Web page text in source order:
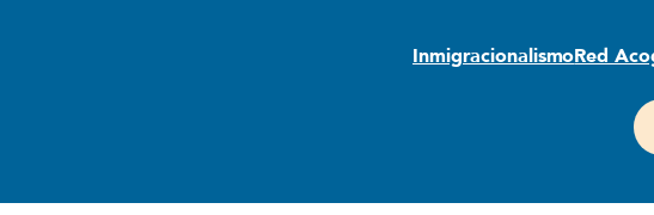
InmigracionalismoRed